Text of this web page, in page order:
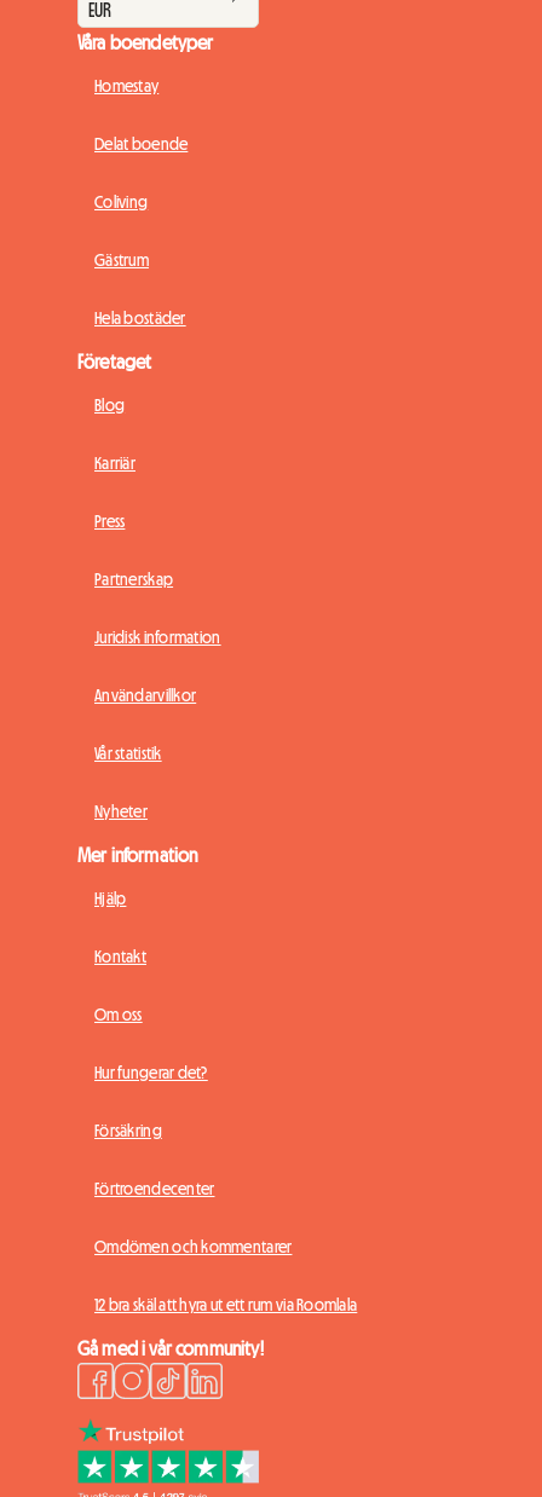
Våra boendetyper
Homestay
Delat boende
Coliving
Gästrum
Hela bostäder
Företaget
Blog
Karriär
Press
Partnerskap
Juridisk information
Användarvillkor
Vår statistik
Nyheter
Mer information
Hjälp
Kontakt
Om oss
Hur fungerar det?
Försäkring
Förtroendecenter
Omdömen och kommentarer
12 bra skäl att hyra ut ett rum via Roomlala
Gå med i vår community!